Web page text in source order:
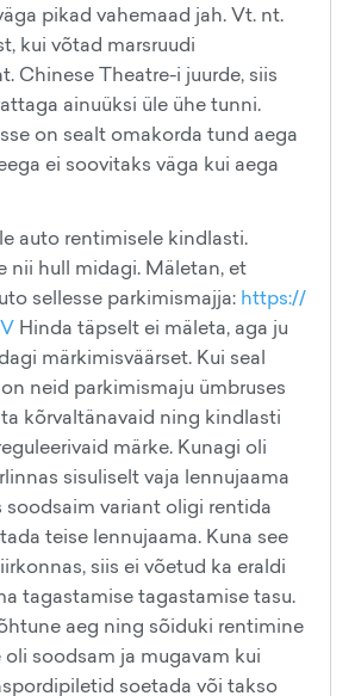
pikad vahemaad jah. Vt. nt.
kui võtad marsruudi
Chinese Theatre-i juurde, siis
ainuüksi üle ühe tunni.
on sealt omakorda tund aega
ei soovitaks väga kui aega
auto rentimisele kindlasti.
nii hull midagi. Mäletan, et
sellesse parkimismajja: https://
Hinda täpselt ei mäleta, aga ju
märkimisväärset. Kui seal
neid parkimismaju ümbruses
kõrvaltänavaid ning kindlasti
märke. Kunagi oli
sisuliselt vaja lennujaama
soodsaim variant oligi rentida
teise lennujaama. Kuna see
siis ei võetud ka eraldi
tagastamise tagastamise tasu.
aeg ning sõiduki rentimine
soodsam ja mugavam kui
soetada või takso